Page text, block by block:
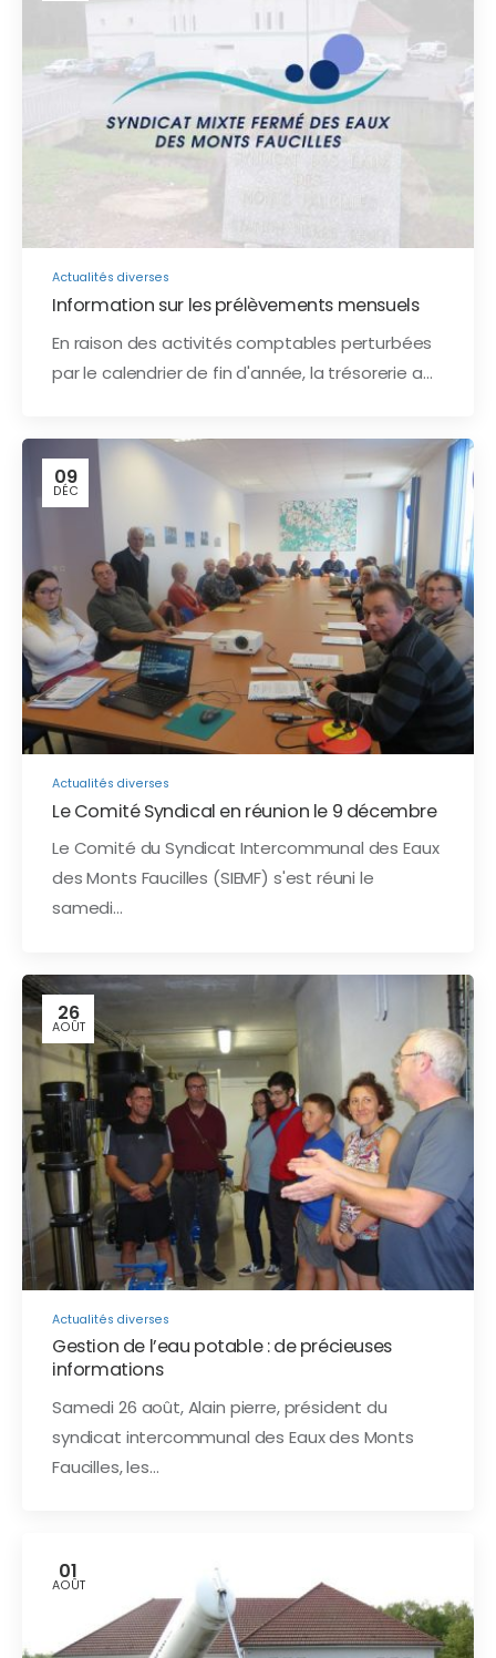
Actualités diverses
Information sur les prélèvements mensuels
En raison des activités comptables perturbées
par le calendrier de fin d'année, la trésorerie a…
09
DÉC
Actualités diverses
Le Comité Syndical en réunion le 9 décembre
Le Comité du Syndicat Intercommunal des Eaux
des Monts Faucilles (SIEMF) s'est réuni le
samedi…
26
AOÛT
Actualités diverses
Gestion de l’eau potable : de précieuses
informations
Samedi 26 août, Alain pierre, président du
syndicat intercommunal des Eaux des Monts
Faucilles, les…
01
AOÛT